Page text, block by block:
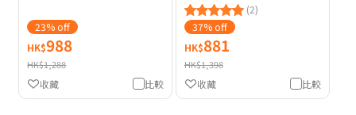
23% off
HK$988
HK$1,288
比較
收藏
(2)
37% off
HK$881
HK$1,398
比較
收藏